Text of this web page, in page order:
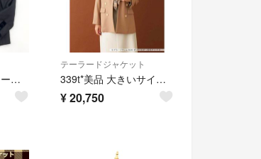
Leilian レリアン テーラードジャケット ダブル 短丈 ウール ベロア ブラック 黒 9号 M
テーラードジャケット
339t*美品 大きいサイズ レリアン ウール ダブルブレストジャケット
¥20,750